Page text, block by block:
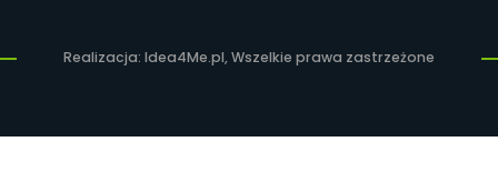
Realizacja: Idea4Me.pl, Wszelkie prawa zastrzeżone